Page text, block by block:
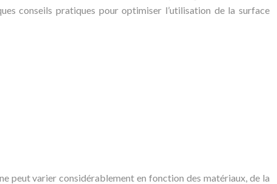
conseils pratiques pour optimiser l’utilisation de la surface
peut varier considérablement en fonction des matériaux, de la